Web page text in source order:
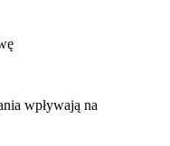
wpływają na